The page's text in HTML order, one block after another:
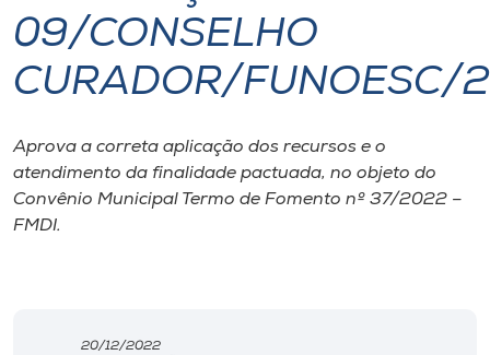
I.nova
Cultura
09/CONSELHO
CURADOR/FUNOESC/
Aprova a correta aplicação dos recursos e o
atendimento da finalidade pactuada, no objeto do
Convênio Municipal Termo de Fomento nº 37/2022 –
FMDI.
20/12/2022